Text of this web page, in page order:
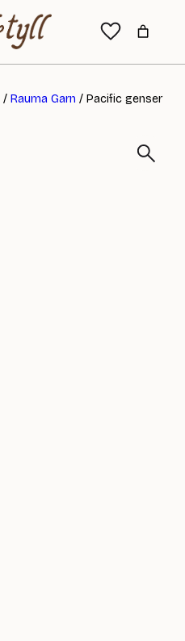
/ Rauma Garn / Pacific genser